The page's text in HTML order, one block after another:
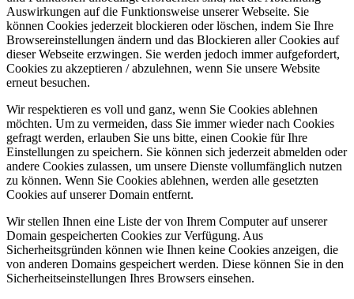
Auswirkungen auf die Funktionsweise unserer Webseite. Sie
können Cookies jederzeit blockieren oder löschen, indem Sie Ihre
Browsereinstellungen ändern und das Blockieren aller Cookies auf
dieser Webseite erzwingen. Sie werden jedoch immer aufgefordert,
Cookies zu akzeptieren / abzulehnen, wenn Sie unsere Website
erneut besuchen.
Wir respektieren es voll und ganz, wenn Sie Cookies ablehnen
möchten. Um zu vermeiden, dass Sie immer wieder nach Cookies
gefragt werden, erlauben Sie uns bitte, einen Cookie für Ihre
Einstellungen zu speichern. Sie können sich jederzeit abmelden oder
andere Cookies zulassen, um unsere Dienste vollumfänglich nutzen
zu können. Wenn Sie Cookies ablehnen, werden alle gesetzten
Cookies auf unserer Domain entfernt.
Wir stellen Ihnen eine Liste der von Ihrem Computer auf unserer
Domain gespeicherten Cookies zur Verfügung. Aus
Sicherheitsgründen können wie Ihnen keine Cookies anzeigen, die
von anderen Domains gespeichert werden. Diese können Sie in den
Sicherheitseinstellungen Ihres Browsers einsehen.